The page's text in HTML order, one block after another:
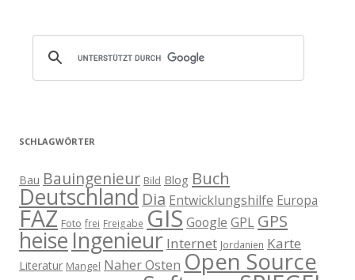
SCHLAGWÖRTER
Bau Bauingenieur Bild Blog Buch
Deutschland Dia Entwicklungshilfe Europa
FAZ Foto frei Freigabe GIS Google GPL GPS
heise Ingenieur Internet Jordanien Karte
Literatur Mangel Naher Osten Open Source